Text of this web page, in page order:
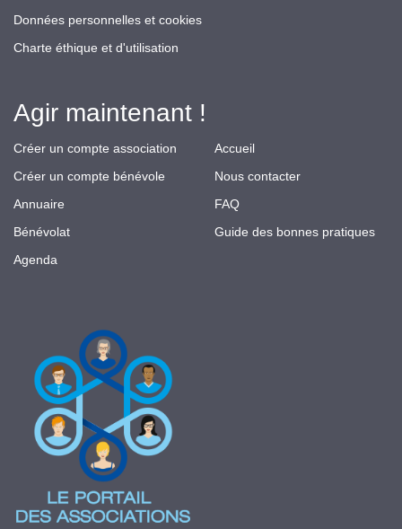
Données personnelles et cookies
Charte éthique et d'utilisation
Agir maintenant !
Créer un compte association
Créer un compte bénévole
Annuaire
Bénévolat
Agenda
Accueil
Nous contacter
FAQ
Guide des bonnes pratiques